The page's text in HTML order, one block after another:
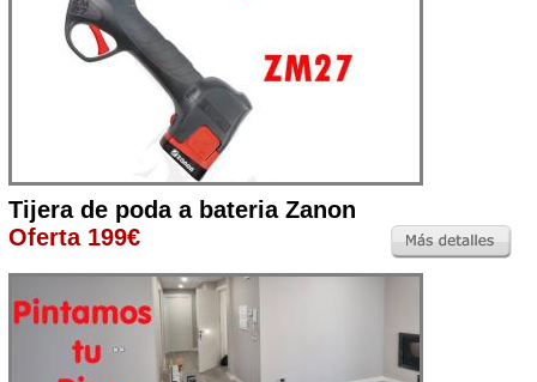
Tijera de poda a bateria Zanon
Oferta 199€